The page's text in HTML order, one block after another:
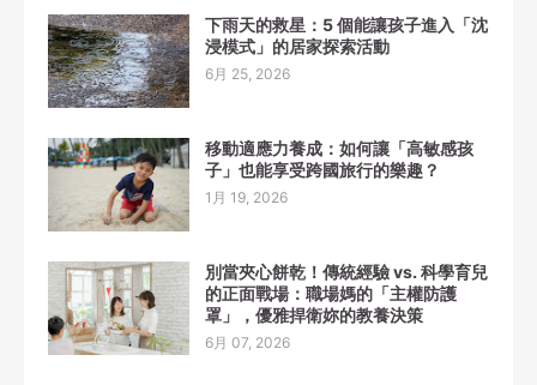
下雨天的救星：5 個能讓孩子進入「沈
浸模式」的居家探索活動
6月 25, 2026
移動適應力養成：如何讓「高敏感孩
子」也能享受跨國旅行的樂趣？
1月 19, 2026
別當夾心餅乾！傳統經驗 vs. 科學育兒
的正面戰場：職場媽的「主權防護
罩」，優雅捍衛妳的教養決策
6月 07, 2026